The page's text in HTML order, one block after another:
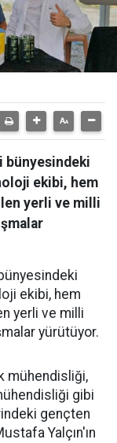
bünyesindeki
ekibi, hem
yerli ve milli
ekibi, hem
yerli ve milli
yürütüyor.
mühendisliği,
gibi
gençten
Yalçın'ın